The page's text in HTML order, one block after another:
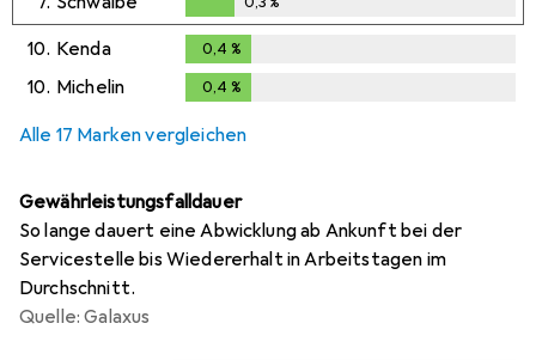
0,3%
10. Kenda 0,4 %
10. Michelin 0,4 %
Alle 17 Marken vergleichen
Gewährleistungsfalldauer
So lange dauert eine Abwicklung ab Ankunft bei der
Servicestelle bis Wiedererhalt in Arbeitstagen im
Durchschnitt.
Quelle: Galaxus